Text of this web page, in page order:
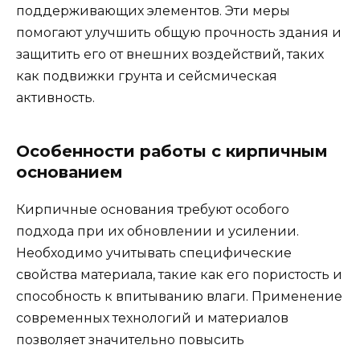
поддерживающих элементов. Эти меры
помогают улучшить общую прочность здания и
защитить его от внешних воздействий, таких
как подвижки грунта и сейсмическая
активность.
Особенности работы с кирпичным
основанием
Кирпичные основания требуют особого
подхода при их обновлении и усилении.
Необходимо учитывать специфические
свойства материала, такие как его пористость и
способность к впитыванию влаги. Применение
современных технологий и материалов
позволяет значительно повысить